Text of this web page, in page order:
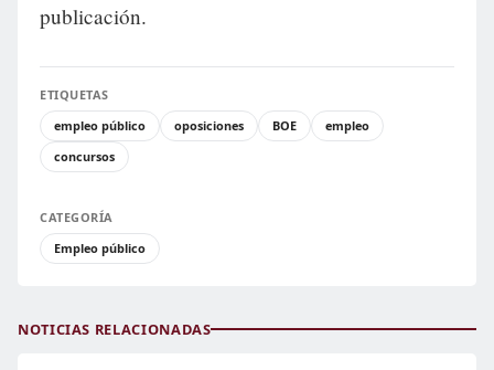
publicación.
ETIQUETAS
empleo público
oposiciones BOE
empleo
concursos
CATEGORÍA
Empleo público
NOTICIAS RELACIONADAS